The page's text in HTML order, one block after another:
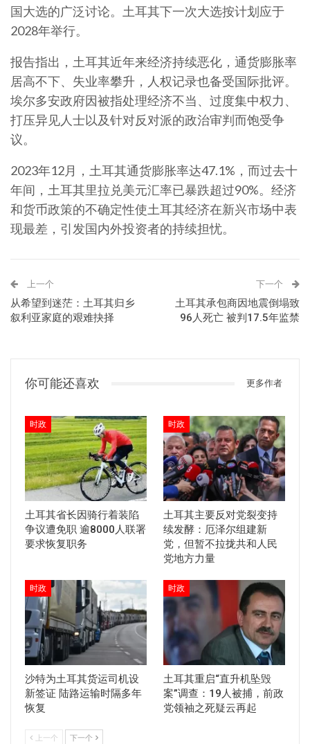
国大选的广泛讨论。土耳其下一次大选按计划应于
2028年举行。
报告指出，土耳其近年来经济持续恶化，通货膨胀率
居高不下、失业率攀升，人权记录也备受国际批评。
埃尔多安政府因被指处理经济不当、过度集中权力、
打压异见人士以及针对反对派的政治审判而饱受争
议。
2023年12月，土耳其通货膨胀率达47.1%，而过去十
年间，土耳其里拉兑美元汇率已暴跌超过90%。经济
和货币政策的不确定性使土耳其经济在新兴市场中表
现最差，引发国内外投资者的持续担忧。
上一个
从希望到迷茫：土耳其归乡
叙利亚家庭的艰难抉择
下一个
土耳其承包商因地震倒塌致
96人死亡 被判17.5年监禁
你可能还喜欢 更多作者
时政
土耳其省长因骑行着装陷
争议遭免职 逾8000人联署
要求恢复职务
时政
土耳其主要反对党裂变持
续发酵：厄泽尔组建新
党，但暂不拉拢共和人民
党地方力量
时政
沙特为土耳其货运司机设
新签证 陆路运输时隔多年
恢复
时政
土耳其重启“直升机坠毁
案”调查：19人被捕，前政
党领袖之死疑云再起
上一个 下一个